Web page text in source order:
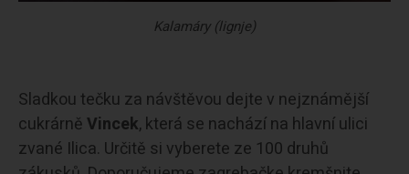
Kalamáry (lignje)
Sladkou tečku za návštěvou dejte v nejznámější
cukrárněVincek, která se nachází na hlavní ulici
zvané Ilica. Určitě si vyberete ze 100 druhů